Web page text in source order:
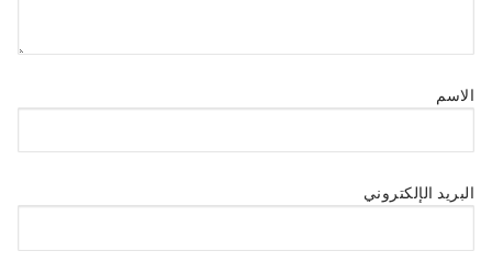
الاسم
البريد الإلكتروني